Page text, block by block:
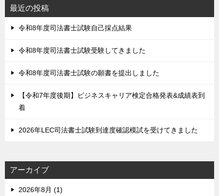
最近の投稿
令和8年度司法書士試験自己採点結果
令和8年度司法書士試験受験してきました
令和8年度司法書士試験の願書を提出しました
【令和7年度後期】ビジネスキャリア検定合格発表&成績表到
着
2026年LEC司法書士試験到達度確認模試を受けてきました
アーカイブ
2026年8月 (1)